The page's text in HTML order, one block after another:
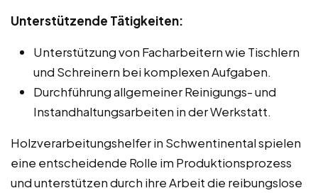
Unterstützende Tätigkeiten:
Unterstützung von Facharbeitern wie Tischlern
und Schreinern bei komplexen Aufgaben.
Durchführung allgemeiner Reinigungs- und
Instandhaltungsarbeiten in der Werkstatt.
Holzverarbeitungshelfer in Schwentinental spielen
eine entscheidende Rolle im Produktionsprozess
und unterstützen durch ihre Arbeit die reibungslose